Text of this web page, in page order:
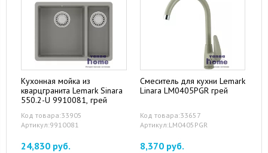
Кухонная мойка из
кварцгранита Lemark Sinara
550.2-U 9910081, грей
Код товара:33905
Артикул:9910081
24,830 руб.
Смеситель для кухни Lemark
Linara LM0405PGR грей
Код товара:33657
Артикул:LM0405PGR
8,370 руб.